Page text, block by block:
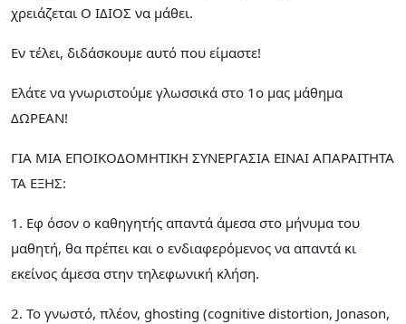
χρειάζεται Ο ΙΔΙΟΣ να μάθει.
Εν τέλει, διδάσκουμε αυτό που είμαστε!
Ελάτε να γνωριστούμε γλωσσικά στο 1ο μας μάθημα
ΔΩΡΕΑΝ!
ΓΙΑ ΜΙΑ ΕΠΟΙΚΟΔΟΜΗΤΙΚΗ ΣΥΝΕΡΓΑΣΙΑ ΕΙΝΑΙ ΑΠΑΡΑΙΤΗΤΑ
ΤΑ ΕΞΗΣ:
1. Εφ όσον ο καθηγητής απαντά άμεσα στο μήνυμα του
μαθητή, θα πρέπει και ο ενδιαφερόμενος να απαντά κι
εκείνος άμεσα στην τηλεφωνική κλήση.
2. Το γνωστό, πλέον, ghosting (cognitive distortion, Jonason,